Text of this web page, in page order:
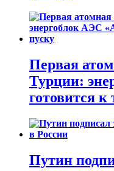
Первая
Турции:
готовится к
Путин